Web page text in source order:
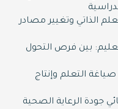
الذاتي وتغيير مصادر
بين فرص التحول
التعلم وإنتاج
جودة الرعاية الصحية